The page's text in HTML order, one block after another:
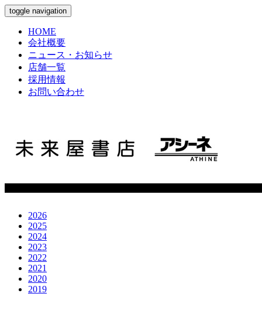
toggle navigation
HOME
会社概要
ニュース・お知らせ
店舗一覧
採用情報
お問い合わせ
2026
2025
2024
2023
2022
2021
2020
2019